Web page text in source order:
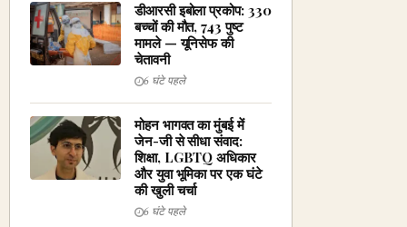
डीआरसी इबोला प्रकोप: 330
बच्चों की मौत, 743 पुष्ट
मामले — यूनिसेफ की
चेतावनी
6 घंटे पहले
मोहन भागवत का मुंबई में
जेन-जी से सीधा संवाद:
शिक्षा, LGBTQ अधिकार
और युवा भूमिका पर एक घंटे
की खुली चर्चा
6 घंटे पहले